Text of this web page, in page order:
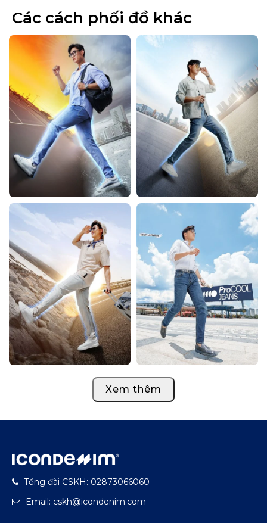
Các cách phối đồ khác
Xem thêm
Tổng đài CSKH: 02873066060
Email: cskh@icondenim.com